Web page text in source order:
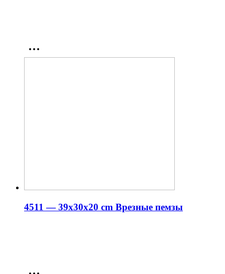
4511 — 39x30x20 cm Врезные пемзы